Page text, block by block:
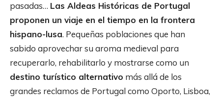
pasadas… Las Aldeas Históricas de Portugal
proponen un viaje en el tiempo en la frontera
hispano-lusa. Pequeñas poblaciones que han
sabido aprovechar su aroma medieval para
recuperarlo, rehabilitarlo y mostrarse como un
destino turístico alternativo más allá de los
grandes reclamos de Portugal como Oporto, Lisboa,